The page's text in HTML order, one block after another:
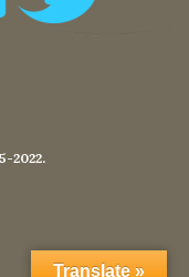
2022.
Translate »